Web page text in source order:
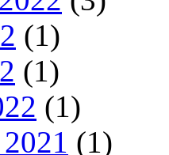
(1)
(1)
(1)
(1)